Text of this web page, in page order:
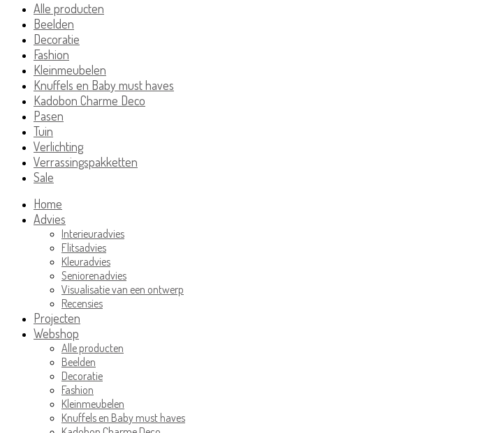
Alle producten
Beelden
Decoratie
Fashion
Kleinmeubelen
Knuffels en Baby must haves
Kadobon Charme Deco
Pasen
Tuin
Verlichting
Verrassingspakketten
Sale
Home
Advies
Interieuradvies
Flitsadvies
Kleuradvies
Seniorenadvies
Visualisatie van een ontwerp
Recensies
Projecten
Webshop
Alle producten
Beelden
Decoratie
Fashion
Kleinmeubelen
Knuffels en Baby must haves